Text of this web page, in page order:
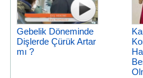
Gebelik Döneminde
Dişlerde Çürük Artar
mı ?